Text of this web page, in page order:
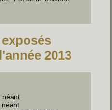
2013
néant
néant